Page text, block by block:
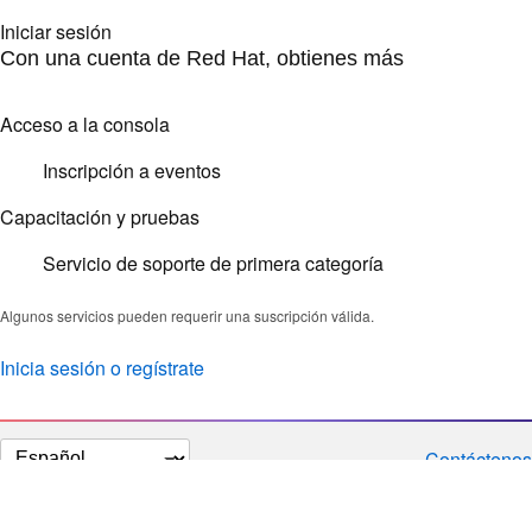
Iniciar sesión
Con una cuenta de Red Hat, obtienes más
Acceso a la consola
Inscripción a eventos
Capacitación y pruebas
Servicio de soporte de primera categoría
Algunos servicios pueden requerir una suscripción válida.
Inicia sesión o regístrate
Cambiar
Contáctenos